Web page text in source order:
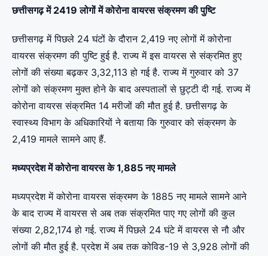
छत्तीसगढ़ में 2419 लोगों में कोरोना वायरस संक्रमण की पुष्टि
छत्तीसगढ़ में पिछले 24 घंटों के दौरान 2,419 नए लोगों में कोरोना
वायरस संक्रमण की पुष्टि हुई है. राज्य में इस वायरस से संक्रमित हुए
लोगों की संख्या बढ़कर 3,32,113 हो गई है. राज्य में गुरुवार को 37
लोगों को संक्रमण मुक्त होने के बाद अस्पतालों से छुट्टी दी गई. राज्य में
कोरोना वायरस संक्रमित 14 मरीजों की मौत हुई है. छत्तीसगढ़ के
स्वास्थ्य विभाग के अधिकारियों ने बताया कि गुरुवार को संक्रमण के
2,419 मामले सामने आए हैं.
मध्यप्रदेश में कोरोना वायरस के 1,885 नए मामले
मध्यप्रदेश में कोरोना वायरस संक्रमण के 1885 नए मामले सामने आने
के बाद राज्य में वायरस से अब तक संक्रमित पाए गए लोगों की कुल
संख्या 2,82,174 हो गई. राज्य में पिछले 24 घंटे में वायरस से नौ और
लोगों की मौत हुई है. प्रदेश में अब तक कोविड-19 से 3,928 लोगों की